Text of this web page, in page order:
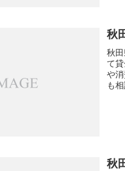
秋
秋
て
や
も
秋